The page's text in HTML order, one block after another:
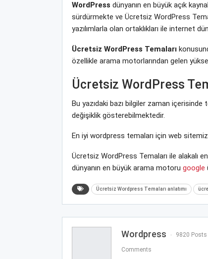
WordPress dünyanın en büyük açık
sürdürmekte ve Ücretsiz WordPress
yazılımlarla olan ortaklıkları ile internet
Ücretsiz WordPress Temaları
özellikle arama motorlarından gelen
Ücretsiz WordPress
Bu yazıdaki bazı bilgiler zaman
değişiklik gösterebilmektedir.
En iyi wordpress temaları için web
Ücretsiz WordPress Temaları ile alakalı
dünyanın en büyük arama motoru google
Ücretsiz Wordpress Temaları anlatımı
Wordpress 9820 Posts
Comments